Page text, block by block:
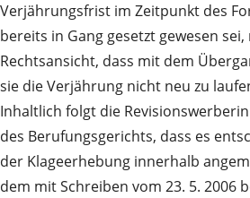
Verjährungsfrist im Zeitpunkt des
bereits in Gang gesetzt gewesen
Rechtsansicht, dass mit dem
sie die Verjährung nicht neu zu
Inhaltlich folgt die
des Berufungsgerichts, dass es
der Klageerhebung innerhalb
dem mit Schreiben vom 23. 5. 2006